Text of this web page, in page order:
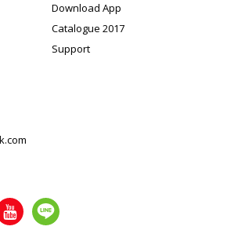
Download App
Catalogue 2017
Support